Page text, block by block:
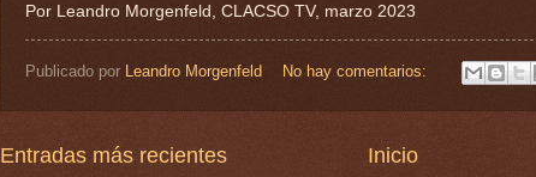
Por Leandro Morgenfeld, CLACSO TV, marzo 2023
Publicado por Leandro Morgenfeld No hay comentarios:
Entradas más recientes Inicio